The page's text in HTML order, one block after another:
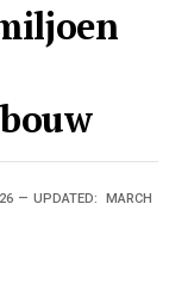
UPDATED: MARCH